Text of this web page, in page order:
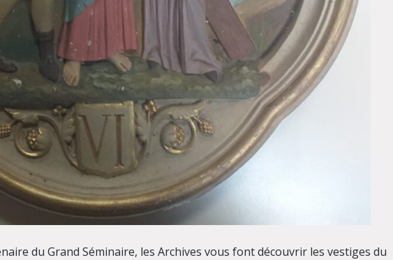
du Grand Séminaire, les Archives vous font découvrir les vestiges du